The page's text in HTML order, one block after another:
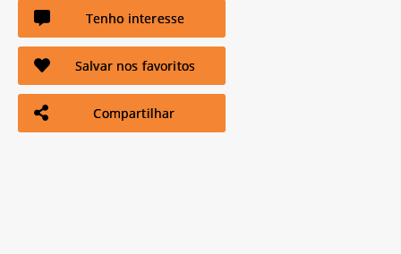
Tenho interesse
Salvar nos favoritos
Compartilhar